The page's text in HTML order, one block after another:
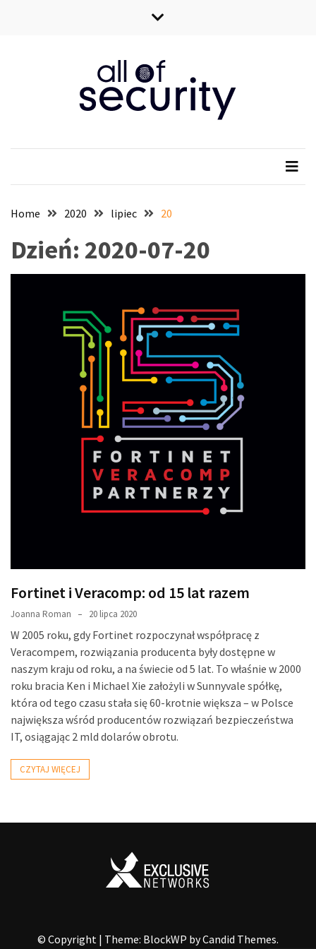
All of security
Home 2020 lipiec 20
Dzień: 2020-07-20
Fortinet i Veracomp: od 15 lat razem
Joanna Roman 20 lipca 2020
W 2005 roku, gdy Fortinet rozpoczynał współpracę z
Veracompem, rozwiązania producenta były dostępne w
naszym kraju od roku, a na świecie od 5 lat. To właśnie w 2000
roku bracia Ken i Michael Xie założyli w Sunnyvale spółkę,
która od tego czasu stała się 60-krotnie większa – w Polsce
największa wśród producentów rozwiązań bezpieczeństwa
IT, osiągając 2 mld dolarów obrotu.
CZYTAJ WIĘCEJ
© Copyright | Theme: BlockWP byCandid Themes.